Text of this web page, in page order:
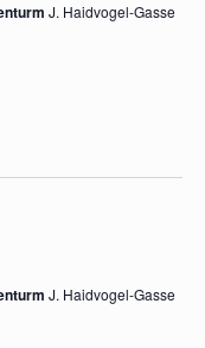
J. Haidvogel-Gasse
J. Haidvogel-Gasse